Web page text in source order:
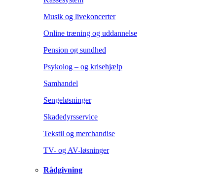
Musik og livekoncerter
Online træning og uddannelse
Pension og sundhed
Psykolog – og krisehjælp
Samhandel
Sengeløsninger
Skadedyrsservice
Tekstil og merchandise
TV- og AV-løsninger
Rådgivning